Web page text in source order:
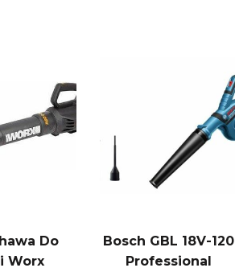
Do
Worx
Bosch GBL 18V-120
Professional